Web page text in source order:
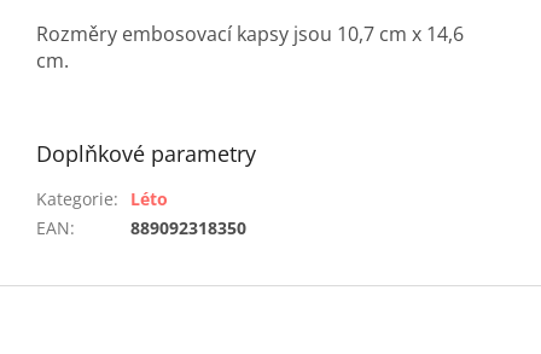
Rozměry embosovací kapsy jsou 10,7 cm x 14,6
cm.
Doplňkové parametry
Kategorie:
Léto
EAN: 889092318350
Z